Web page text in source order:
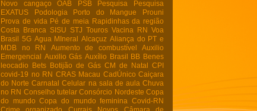
Novo cangaço
OAB PSB Pesquisa
Pesquisa
EXATUS
Podologia Porto do Mangue
Prouni
Prova de vida Pé de meia Rapidinhas da região
Costa Branca
SISU STJ Touros Vacina RN Voa
Brasil 5G Agua MIneral Alcaçuz Aliança do PT e
MDB no RN
Aumento de combustível
Auxilio
Emergencial Auxilio Gás Auxílio Brasil BB Benes
leocadio
Bets Botijão de Gás CM de Natal CPI
covid-19 no RN CRAS Macau CadÚnico Caiçara
do Norte Carnatal Celular na sala de aula Chuva
no RN Conselho tutelar Consórcio Nordeste Copa
do mundo Copa do mundo feminina
Covid-RN